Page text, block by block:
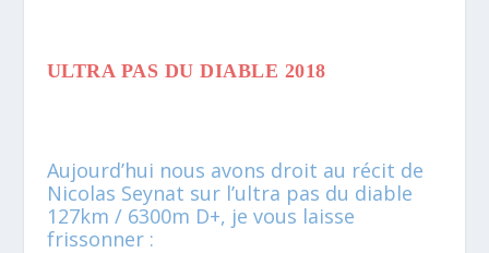
ULTRA PAS DU DIABLE 2018
Aujourd’hui nous avons droit au récit de
Nicolas Seynat sur l’ultra pas du diable
127km / 6300m D+, je vous laisse
frissonner :